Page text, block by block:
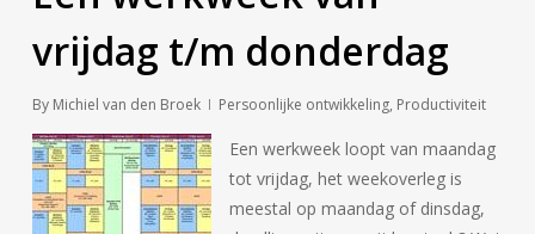
vrijdag t/m donderdag
By Michiel van den Broek Persoonlijke ontwikkeling, Productiviteit
Een werkweek loopt van maandag
tot vrijdag, het weekoverleg is
meestal op maandag of dinsdag,